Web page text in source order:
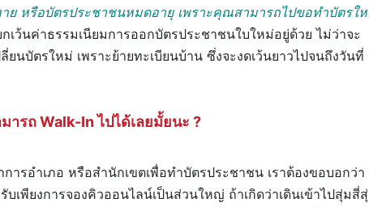
าย หรือบัตรประชาชนหมดอายุ เพราะคุณสามารถไปขอทำบัตรใ
เว้นค่าธรรมเนียมการออกบัตรประชาชนใบใหม่อยู่ด้วย ไม่ว่าจะ
ยนบัตรใหม่ เพราะย้ายทะเบียนบ้าน ซึ่งจะงดเว้นยาวไปจนถึงวันที่
ารถ Walk-In ไปได้เลยมั้ยนะ ?
การอำเภอ หรือสำนักเขตเพื่อทำบัตรประชาชน เราต้องขอบอกว่า
เพียงการจองคิวออนไลน์เป็นส่วนใหญ่ ถ้าเกิดว่าเดินเข้าไปสุ่มสี่